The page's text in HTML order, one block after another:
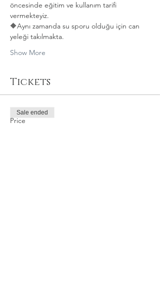
öncesinde eğitim ve kullanım tarifi
vermekteyiz.
🔶️Aynı zamanda su sporu olduğu için can
yeleği takılmakta.
Show More
Tickets
Price
Sale ended